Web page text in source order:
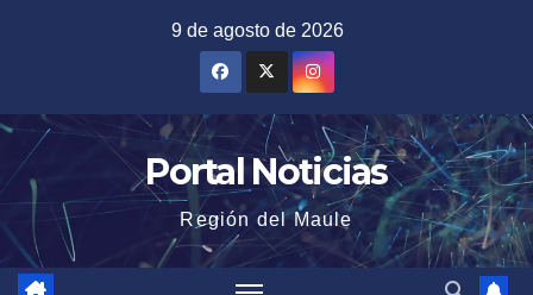
9 de agosto de 2026
Portal Noticias
Región del Maule